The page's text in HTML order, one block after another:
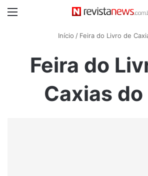
Início / Feira do Livro de
Feira do
Caxias do